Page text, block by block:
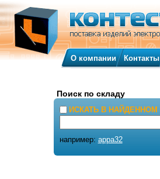
О компании Контакты
Поиск по складу
ИСКАТЬ В НАЙДЕННОМ
например: appa32